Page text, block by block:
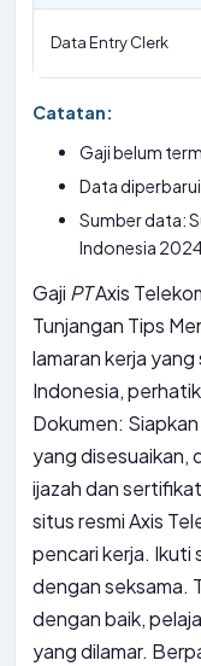
Data Entry Clerk
Catatan:
Gaji belum
Data
Sumber data:
Indonesia
Gaji PTAxis
Tunjangan Tips
lamaran kerja yang
Indonesia,
Dokumen: Siapkan
yang disesuaikan,
ijazah dan
situs resmi Axis
pencari kerja. Ikuti
dengan seksama.
dengan baik,
yang dilamar.